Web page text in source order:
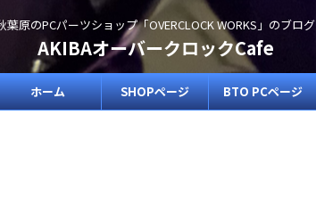
葉原のPCパーツショップ「OVERCLOCK WORKS」のブログ
AKIBAオーバークロックCafe
ホーム SHOPページ BTO PCページ